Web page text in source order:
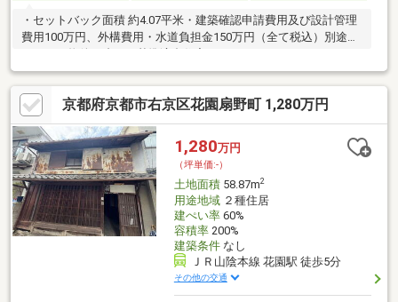
・セットバック面積 約4.07平米・建築確認申請費用及び設計管理
費用100万円、外構費用・水道負担金150万円（全て税込）別途
京都府京都市右京区花園扇野町 1,280万円
1,280万円
（坪単価:-）
土地面積58.87m2
用途地域２種住居
建ぺい率60%
容積率200%
建築条件なし
ＪＲ山陰本線 花園駅 徒歩5分
その他の交通